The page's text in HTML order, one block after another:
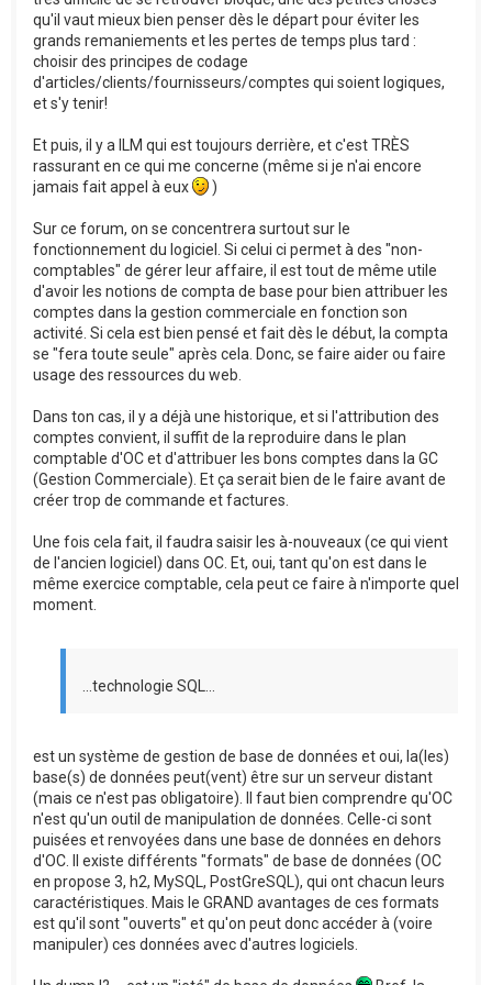
qu'il vaut mieux bien penser dès le départ pour éviter les
grands remaniements et les pertes de temps plus tard :
choisir des principes de codage
d'articles/clients/fournisseurs/comptes qui soient logiques,
et s'y tenir!
Et puis, il y a ILM qui est toujours derrière, et c'est TRÈS
rassurant en ce qui me concerne (même si je n'ai encore
jamais fait appel à eux
)
Sur ce forum, on se concentrera surtout sur le
fonctionnement du logiciel. Si celui ci permet à des "non-
comptables" de gérer leur affaire, il est tout de même utile
d'avoir les notions de compta de base pour bien attribuer les
comptes dans la gestion commerciale en fonction son
activité. Si cela est bien pensé et fait dès le début, la compta
se "fera toute seule" après cela. Donc, se faire aider ou faire
usage des ressources du web.
Dans ton cas, il y a déjà une historique, et si l'attribution des
comptes convient, il suffit de la reproduire dans le plan
comptable d'OC et d'attribuer les bons comptes dans la GC
(Gestion Commerciale). Et ça serait bien de le faire avant de
créer trop de commande et factures.
Une fois cela fait, il faudra saisir les à-nouveaux (ce qui vient
de l'ancien logiciel) dans OC. Et, oui, tant qu'on est dans le
même exercice comptable, cela peut ce faire à n'importe quel
moment.
...technologie SQL...
est un système de gestion de base de données et oui, la(les)
base(s) de données peut(vent) être sur un serveur distant
(mais ce n'est pas obligatoire). Il faut bien comprendre qu'OC
n'est qu'un outil de manipulation de données. Celle-ci sont
puisées et renvoyées dans une base de données en dehors
d'OC. Il existe différents "formats" de base de données (OC
en propose 3, h2, MySQL, PostGreSQL), qui ont chacun leurs
caractéristiques. Mais le GRAND avantages de ces formats
est qu'il sont "ouverts" et qu'on peut donc accéder à (voire
manipuler) ces données avec d'autres logiciels.